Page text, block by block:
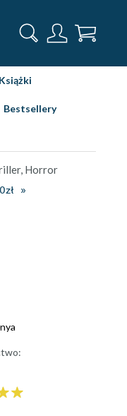
Książki
Bestsellery
Horror